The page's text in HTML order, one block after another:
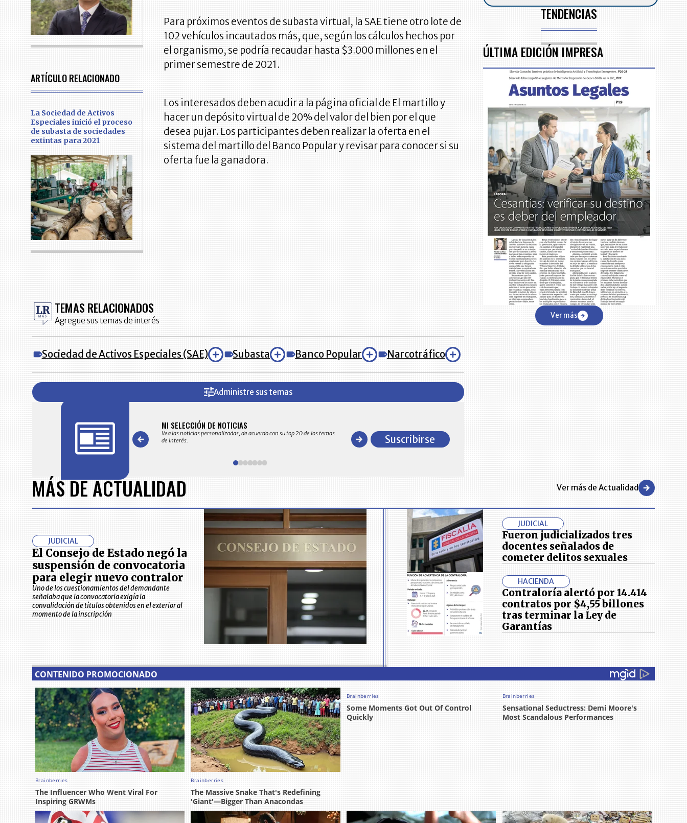
ARTÍCULO RELACIONADO
La Sociedad de Activos
Especiales inició el proceso
de subasta de sociedades
extintas para 2021
Para próximos eventos de subasta virtual, la SAE tiene otro lote de
102 vehículos incautados más, que, según los cálculos hechos por
el organismo, se podría recaudar hasta $3.000 millones en el
primer semestre de 2021.
Los interesados deben acudir a la página oficial de El martillo y
hacer un depósito virtual de 20% del valor del bien por el que
desea pujar. Los participantes deben realizar la oferta en el
sistema del martillo del Banco Popular y revisar para conocer si su
oferta fue la ganadora.
TENDENCIAS
ÚLTIMA EDICIÓN IMPRESA
Ver más
TEMAS RELACIONADOS
Agregue sus temas de interés
Sociedad de Activos Especiales (SAE) Subasta Banco Popular Narcotráfico
Administre sus temas
en su correo electrónico las noticias seleccionadas por nuestro
MI SELECCIÓN DE NOTICIAS
Vea las noticias personalizadas, de acuerdo con su top 20 de los temas
de interés.
comportamiento general y detallado de las 10.000 primeras empresas
en ventas en Colombia
of
7
Suscribirse
MÁS DE ACTUALIDAD Ver más de Actualidad
JUDICIAL
El Consejo de Estado negó la
suspensión de convocatoria
para elegir nuevo contralor
Uno de los cuestionamientos del demandante
señalaba que la convocatoria exigía la
convalidación de títulos obtenidos en el exterior al
momento de la inscripción
JUDICIAL
Fueron judicializados tres
docentes señalados de
cometer delitos sexuales
HACIENDA
Contraloría alertó por 14.414
contratos por $4,55 billones
tras terminar la Ley de
Garantías